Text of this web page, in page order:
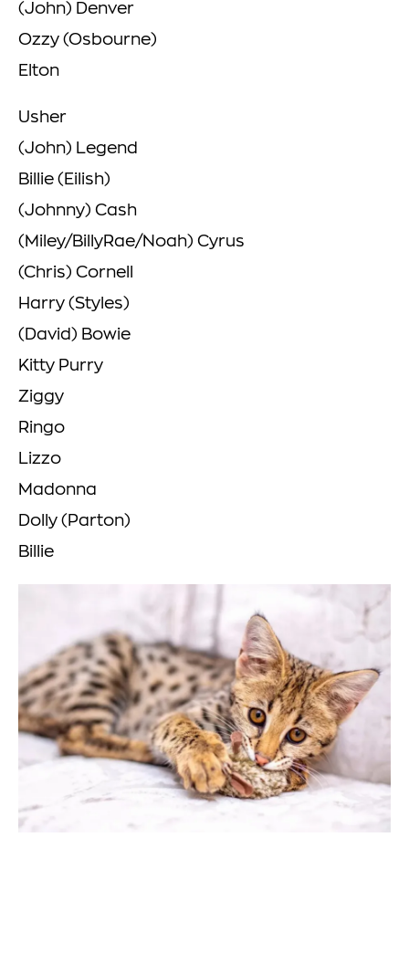
(John) Denver
Ozzy (Osbourne)
Elton
Usher
(John) Legend
Billie (Eilish)
(Johnny) Cash
(Miley/BillyRae/Noah) Cyrus
(Chris) Cornell
Harry (Styles)
(David) Bowie
Kitty Purry
Ziggy
Ringo
Lizzo
Madonna
Dolly (Parton)
Billie